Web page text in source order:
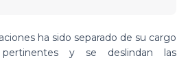
ha sido separado de su cargo
y se deslindan las